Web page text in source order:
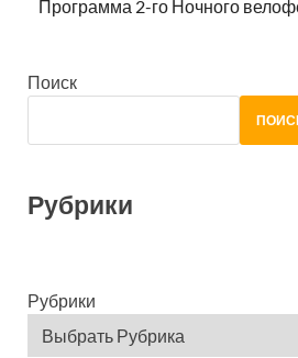
Программа 2-го Ночного
Поиск
Рубрики
Рубрики